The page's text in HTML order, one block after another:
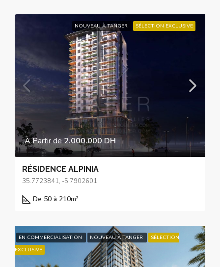
NOUVEAU À TANGER SÉLECTION EXCLUSIVE
À Partir de2.000.000 DH
RÉSIDENCE ALPINIA
35.7723841, -5.7902601
De 50 à 210m²
EN COMMERCIALISATION NOUVEAU À TANGER
SÉLECTION
EXCLUSIVE